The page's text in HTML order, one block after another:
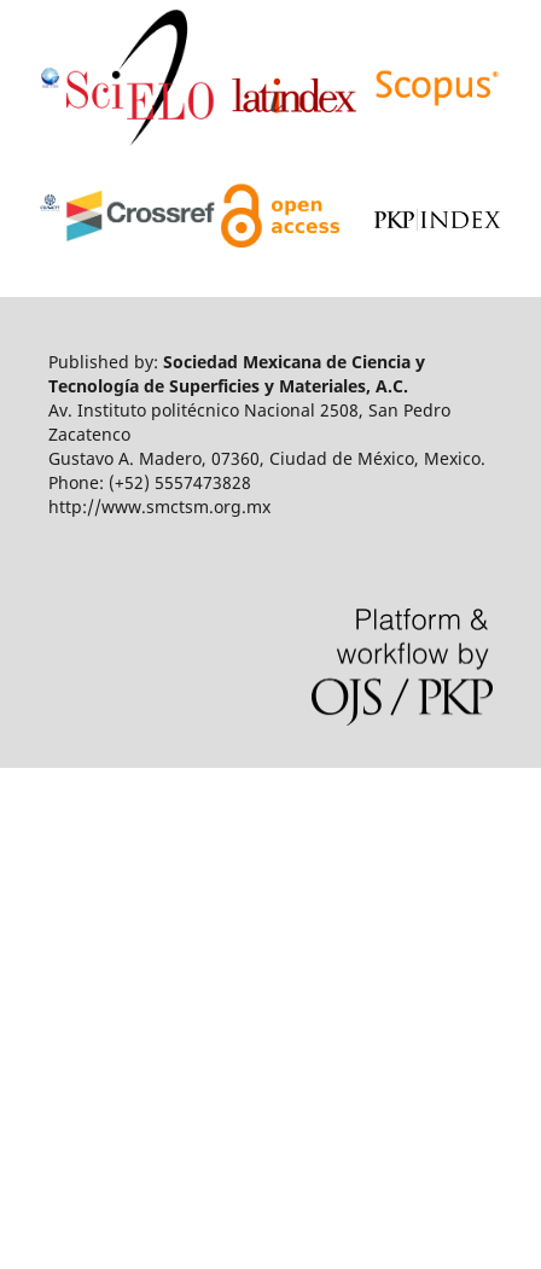
Published by: Sociedad Mexicana de Ciencia y
Tecnología de Superficies y Materiales, A.C.
Av. Instituto politécnico Nacional 2508, San Pedro
Zacatenco
Gustavo A. Madero, 07360, Ciudad de México, Mexico.
Phone: (+52) 5557473828
http://www.smctsm.org.mx